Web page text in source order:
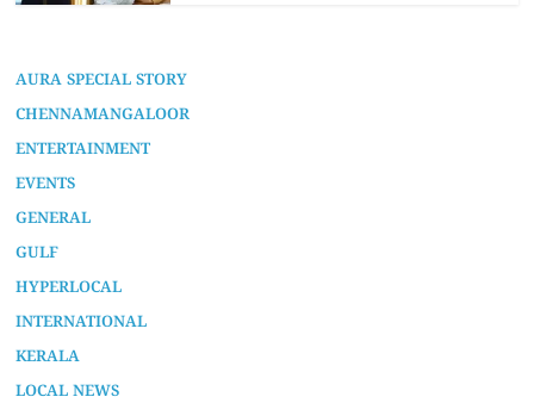
AURA SPECIAL STORY
CHENNAMANGALOOR
ENTERTAINMENT
EVENTS
GENERAL
GULF
HYPERLOCAL
INTERNATIONAL
KERALA
LOCAL NEWS